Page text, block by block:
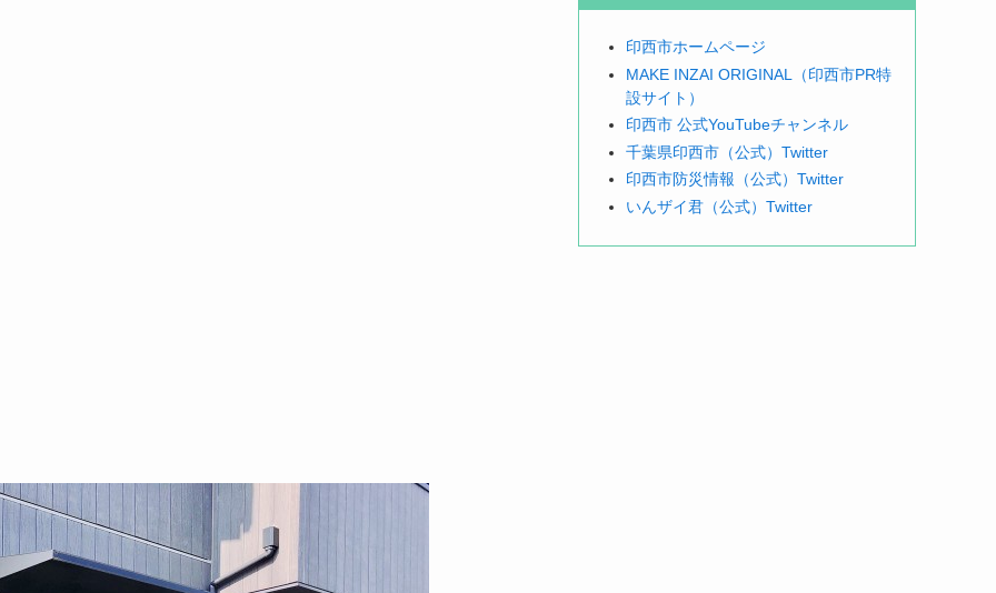
印西市ホームページ
MAKE INZAI ORIGINAL（印西市PR特
設サイト）
印西市 公式YouTubeチャンネル
千葉県印西市（公式）Twitter
印西市防災情報（公式）Twitter
いんザイ君（公式）Twitter